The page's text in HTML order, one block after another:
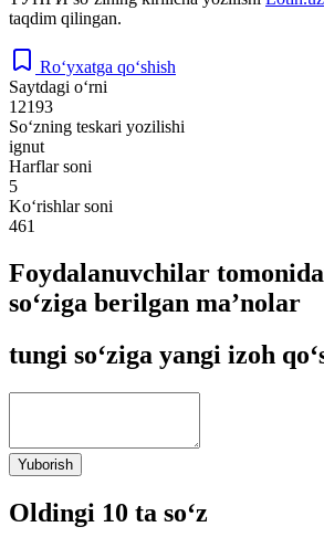
taqdim qilingan.
Ro‘yxatga qo‘shish
Saytdagi o‘rni
12193
So‘zning teskari yozilishi
ignut
Harflar soni
5
Ko‘rishlar soni
461
Foydalanuvchilar
so‘ziga berilgan ma’nolar
tungi so‘ziga yangi izoh
Yuborish
Oldingi 10 ta so‘z